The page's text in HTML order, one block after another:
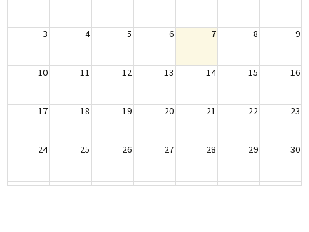
3 4 5 6 7 8 9
10 11 12 13 14 15 16
17 18 19 20 21 22 23
24 25 26 27 28 29 30
31 1 2 3 4 5 6